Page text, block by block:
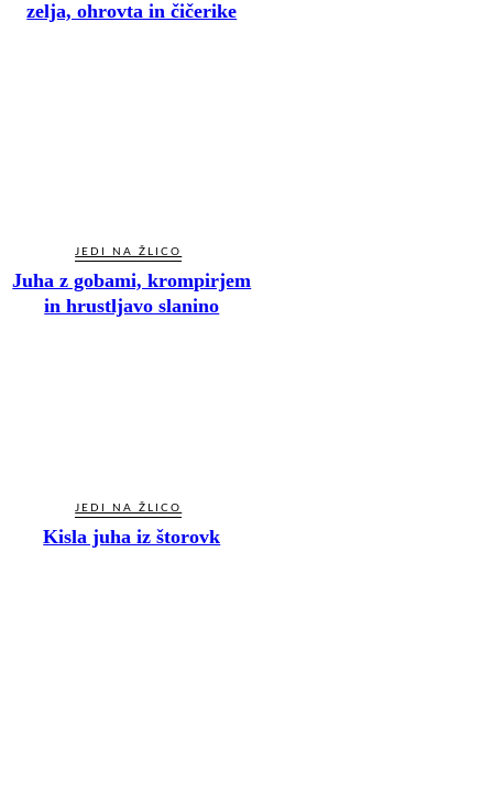
zelja, ohrovta in čičerike
JEDI NA ŽLICO
Juha z gobami, krompirjem
in hrustljavo slanino
JEDI NA ŽLICO
Kisla juha iz štorovk